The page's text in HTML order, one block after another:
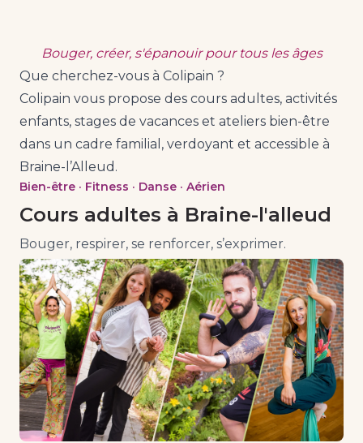
Bouger, créer, s'épanouir pour tous les âges
Que cherchez-vous à Colipain ?
Colipain vous propose des cours adultes, activités
enfants, stages de vacances et ateliers bien-être
dans un cadre familial, verdoyant et accessible à
Braine-l’Alleud.
Bien-être · Fitness · Danse · Aérien
Cours adultes à Braine-l'alleud
Bouger, respirer, se renforcer, s’exprimer.